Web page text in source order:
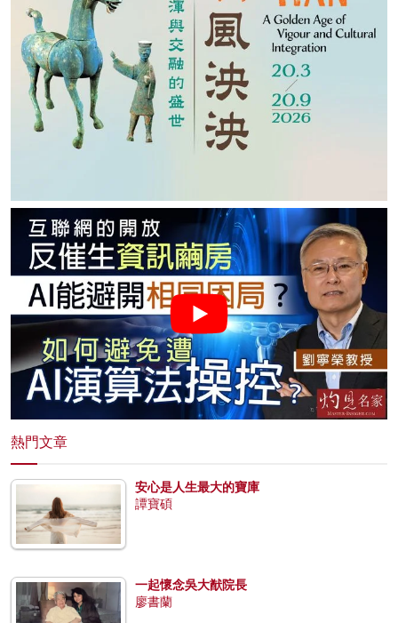
熱門文章
安心是人生最大的寶庫
譚寶碩
一起懷念吳大猷院長
廖書蘭